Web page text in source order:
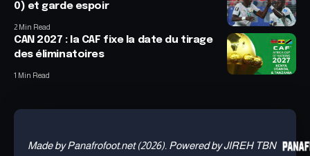
0) et garde espoir
2 Min Read
CAN 2027 : la CAF fixe la date du tirage
des éliminatoires
1 Min Read
Made by Panafrofoot.net (2026). Powered by JIREH TBN